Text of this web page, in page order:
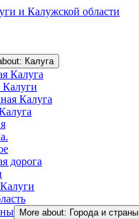
Калуга
Калуга
Калуга
дорога
More about: Города и страны